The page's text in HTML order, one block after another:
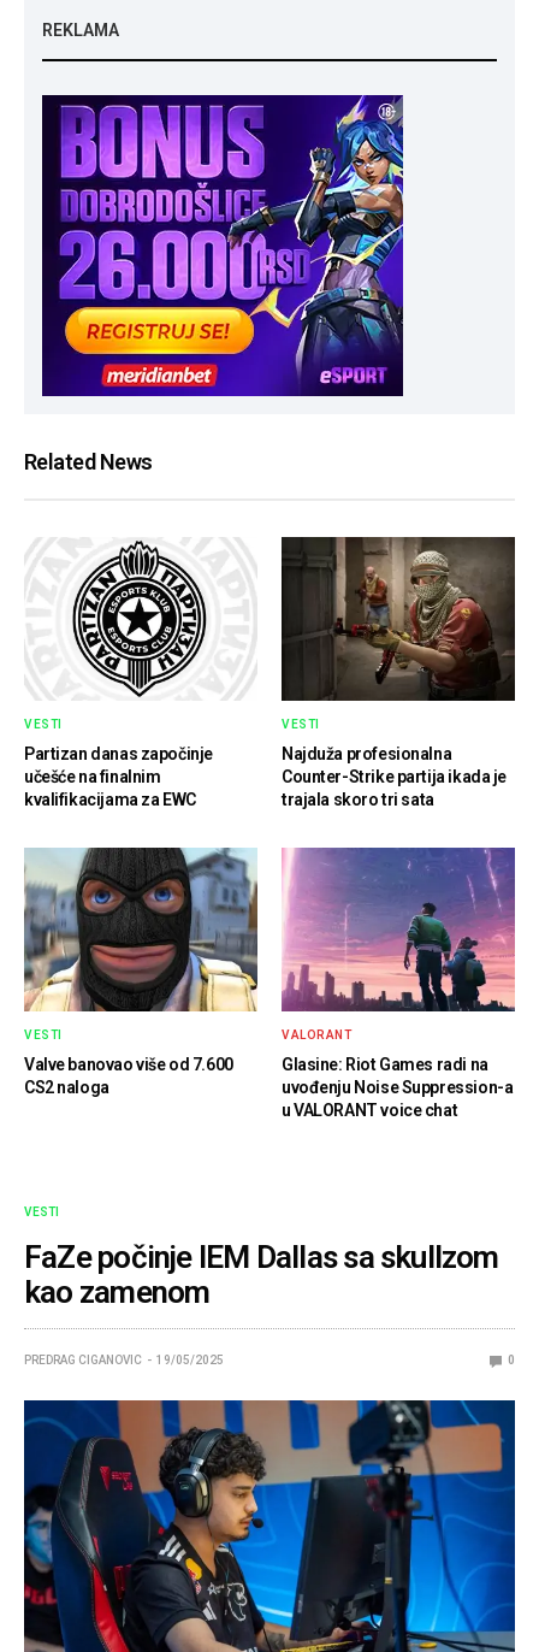
REKLAMA
Related News
VESTI
Partizan danas započinje
učešće na finalnim
kvalifikacijama za EWC
VESTI
Najduža profesionalna
Counter-Strike partija ikada je
trajala skoro tri sata
VESTI
Valve banovao više od 7.600
CS2 naloga
VALORANT
Glasine: Riot Games radi na
uvođenju Noise Suppression-a
u VALORANT voice chat
VESTI
FaZe počinje IEM Dallas sa skullzom
kao zamenom
PREDRAG CIGANOVIC 19/05/2025 0